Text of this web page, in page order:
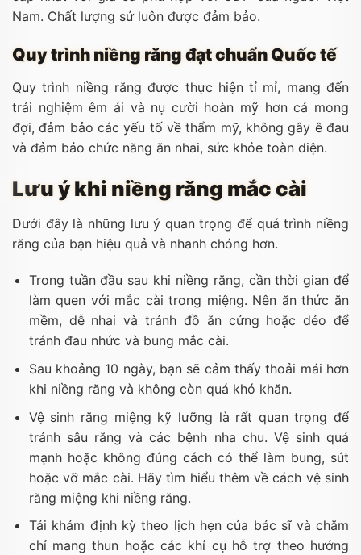
Nam. Chất lượng sứ luôn được đảm bảo.
Quy trình niềng răng đạt chuẩn Quốc tế
Quy trình niềng răng được thực hiện tỉ mỉ, mang đến
trải nghiệm êm ái và nụ cười hoàn mỹ hơn cả mong
đợi, đảm bảo các yếu tố về thẩm mỹ, không gây ê đau
và đảm bảo chức năng ăn nhai, sức khỏe toàn diện.
Lưu ý khi niềng răng mắc cài
Dưới đây là những lưu ý quan trọng để quá trình niềng
răng của bạn hiệu quả và nhanh chóng hơn.
Trong tuần đầu sau khi niềng răng, cần thời gian để
làm quen với mắc cài trong miệng. Nên ăn thức ăn
mềm, dễ nhai và tránh đồ ăn cứng hoặc dẻo để
tránh đau nhức và bung mắc cài.
Sau khoảng 10 ngày, bạn sẽ cảm thấy thoải mái hơn
khi niềng răng và không còn quá khó khăn.
Vệ sinh răng miệng kỹ lưỡng là rất quan trọng để
tránh sâu răng và các bệnh nha chu. Vệ sinh quá
mạnh hoặc không đúng cách có thể làm bung, sút
hoặc vỡ mắc cài. Hãy tìm hiểu thêm về cách vệ sinh
răng miệng khi niềng răng.
Tái khám định kỳ theo lịch hẹn của bác sĩ và chăm
chỉ mang thun hoặc các khí cụ hỗ trợ theo hướng